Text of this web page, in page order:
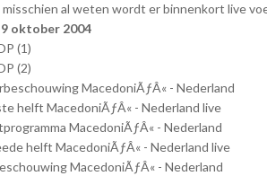
misschien al weten wordt er binnenkort live
oktober 2004
(1)
(2)
MacedoniÃƒÂ« - Nederland
helft MacedoniÃƒÂ« - Nederland live
MacedoniÃƒÂ« - Nederland
helft MacedoniÃƒÂ« - Nederland live
MacedoniÃƒÂ« - Nederland